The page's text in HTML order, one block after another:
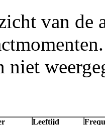
van de
niet
Leeftijd